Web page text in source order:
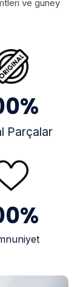
ve güney
%
Parçalar
%